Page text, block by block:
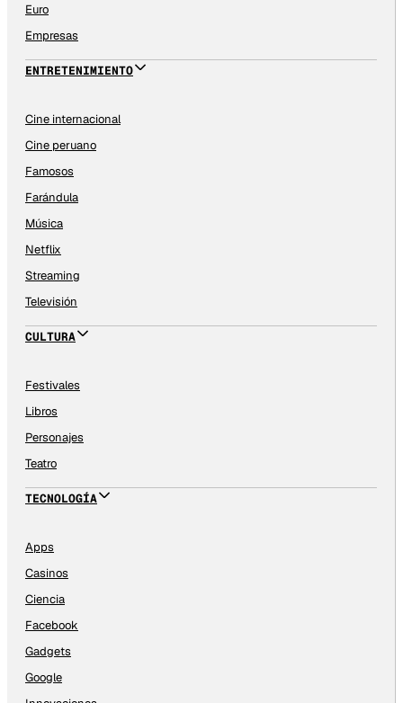
Euro
Empresas
ENTRETENIMIENTO
Cine internacional
Cine peruano
Famosos
Farándula
Música
Netflix
Streaming
Televisión
CULTURA
Festivales
Libros
Personajes
Teatro
TECNOLOGÍA
Apps
Casinos
Ciencia
Facebook
Gadgets
Google